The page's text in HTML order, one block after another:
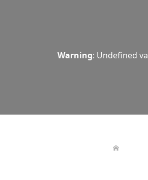
Warning: Undefined